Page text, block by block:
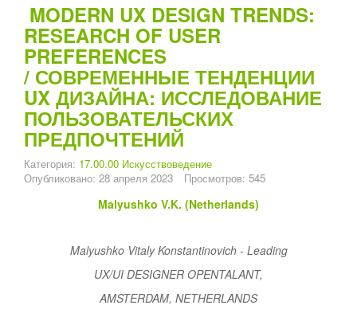
MODERN UX DESIGN TRENDS:
RESEARCH OF USER
PREFERENCES
/ СОВРЕМЕННЫЕ ТЕНДЕНЦИИ
UX ДИЗАЙНА: ИССЛЕДОВАНИЕ
ПОЛЬЗОВАТЕЛЬСКИХ
ПРЕДПОЧТЕНИЙ
Категория: 17.00.00 Искусствоведение
Опубликовано: 28 апреля 2023
Просмотров: 545
Malyushko V.K. (Netherlands)
Malyushko Vitaly Konstantinovich - Leading
UX/UI DESIGNER OPENTALANT,
AMSTERDAM, NETHERLANDS